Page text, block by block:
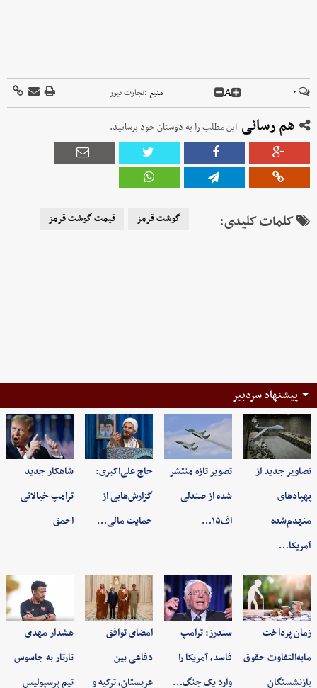
۰ A منبع :تجارت نیوز
هم رسانی این مطلب را به دوستان خود برسانید.
کلمات کلیدی: گوشت قرمز قیمت گوشت قرمز
پیشنهاد سردبیر
تصاویر جدید از
پهپادهای
منهدم‌شده
آمریکا…
تصویر تازه منتشر
شده از صندلی
اف۱۵…
حاج علی‌اکبری:
گزارش‌هایی از
حمایت مالی…
شاهکار جدید
ترامپ خیالاتی
احمق
زمان پرداخت
مابه‌التفاوت حقوق
بازنشستگان
سندرز: ترامپ
فاسد، آمریکا را
وارد یک جنگ…
امضای توافق
دفاعی بین
عربستان، ترکیه و
هشدار مهدی
تارتار به جاسوس
تیم پرسپولیس